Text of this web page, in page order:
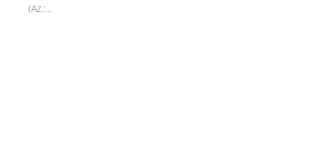
(Az.:...